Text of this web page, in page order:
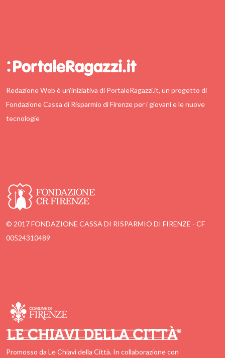
Redazione Web è un'iniziativa di PortaleRagazzi.it, un progetto di
Fondazione Cassa di Risparmio di Firenze per i giovani e le nuove
tecnologie
© 2017 FONDAZIONE CASSA DI RISPARMIO DI FIRENZE - CF
00524310489
Promosso da Le Chiavi della Città. In collaborazione con